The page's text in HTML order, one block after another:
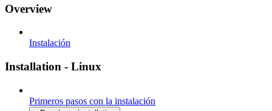
Overview
Instalación
Installation - Linux
Primeros pasos con la instalación